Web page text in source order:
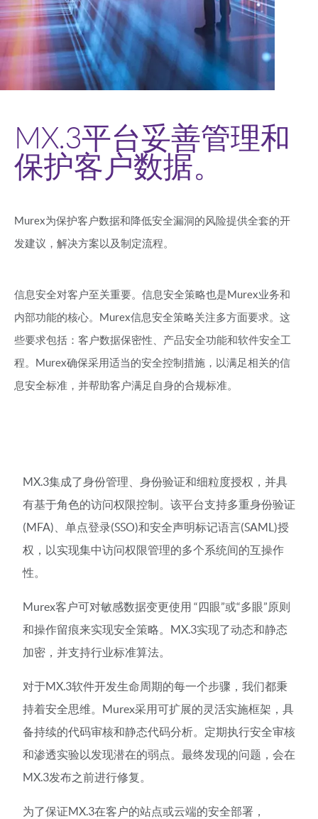
MX.3平台妥善管理和
保护客户数据。
Murex为保护客户数据和降低安全漏洞的风险提供全套的开
发建议，解决方案以及制定流程。
信息安全对客户至关重要。信息安全策略也是Murex业务和
内部功能的核心。Murex信息安全策略关注多方面要求。这
些要求包括：客户数据保密性、产品安全功能和软件安全工
程。Murex确保采用适当的安全控制措施，以满足相关的信
息安全标准，并帮助客户满足自身的合规标准。
MX.3集成了身份管理、身份验证和细粒度授权，并具
有基于角色的访问权限控制。该平台支持多重身份验证
(MFA)、单点登录(SSO)和安全声明标记语言(SAML)授
权，以实现集中访问权限管理的多个系统间的互操作
性。
Murex客户可对敏感数据变更使用 “四眼”或“多眼”原则
和操作留痕来实现安全策略。MX.3实现了动态和静态
加密，并支持行业标准算法。
对于MX.3软件开发生命周期的每一个步骤，我们都秉
持着安全思维。Murex采用可扩展的灵活实施框架，具
备持续的代码审核和静态代码分析。定期执行安全审核
和渗透实验以发现潜在的弱点。最终发现的问题，会在
MX.3发布之前进行修复。
为了保证MX.3在客户的站点或云端的安全部署，